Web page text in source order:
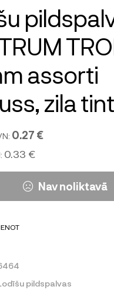
assorti
zila
0.27 €
0.33 €
Nav noliktavā
pildspalvas